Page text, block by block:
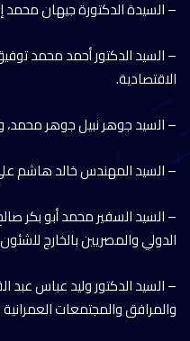
– السيدة الدكتورة جيهان محمد
– السيد الدكتور أحمد محمد
الاقتصادية.
– السيد جوهر نبيل جوهر محمد،
– السيد المهندس خالد هاشم
– السيد السفير محمد أبو بكر صالح
الدولي والمصريين بالخارج
– السيد الدكتور وليد عباس عبد
والمرافق والمجتمعات